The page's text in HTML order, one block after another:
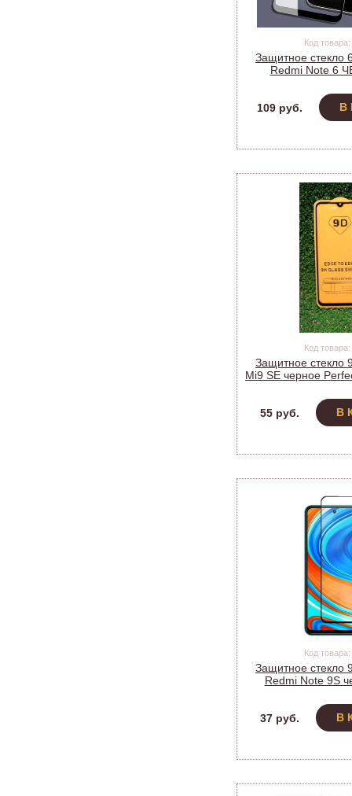
Код
Защитное стекло
Redmi Note 6
109 руб.
В
Код
Защитное стекло
Mi9 SE черное
55 руб.
В
Код
Защитное стекло
Redmi Note 9S
37 руб.
В